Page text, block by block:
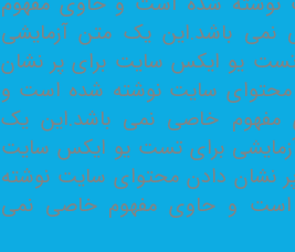
نمی باشد.این یک متن آزمایشی
یو ایکس سایت برای پر نشان
محتوای سایت نوشته شده است و
مفهوم خاصی نمی باشد.این یک
برای تست یو ایکس سایت
نشان دادن محتوای سایت نوشته
و حاوی مفهوم خاصی نمی